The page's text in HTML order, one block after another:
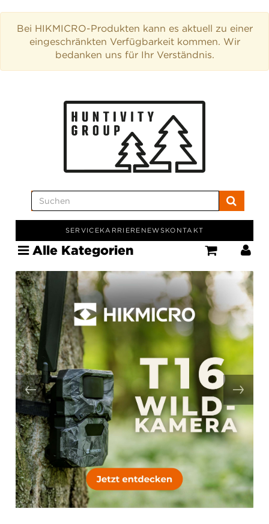
Bei HIKMICRO-Produkten kann es aktuell zu einer
eingeschränkten Verfügbarkeit kommen. Wir
bedanken uns für Ihr Verständnis.
SERVICEKARRIERE NEWSKONTAKT
Alle Kategorien